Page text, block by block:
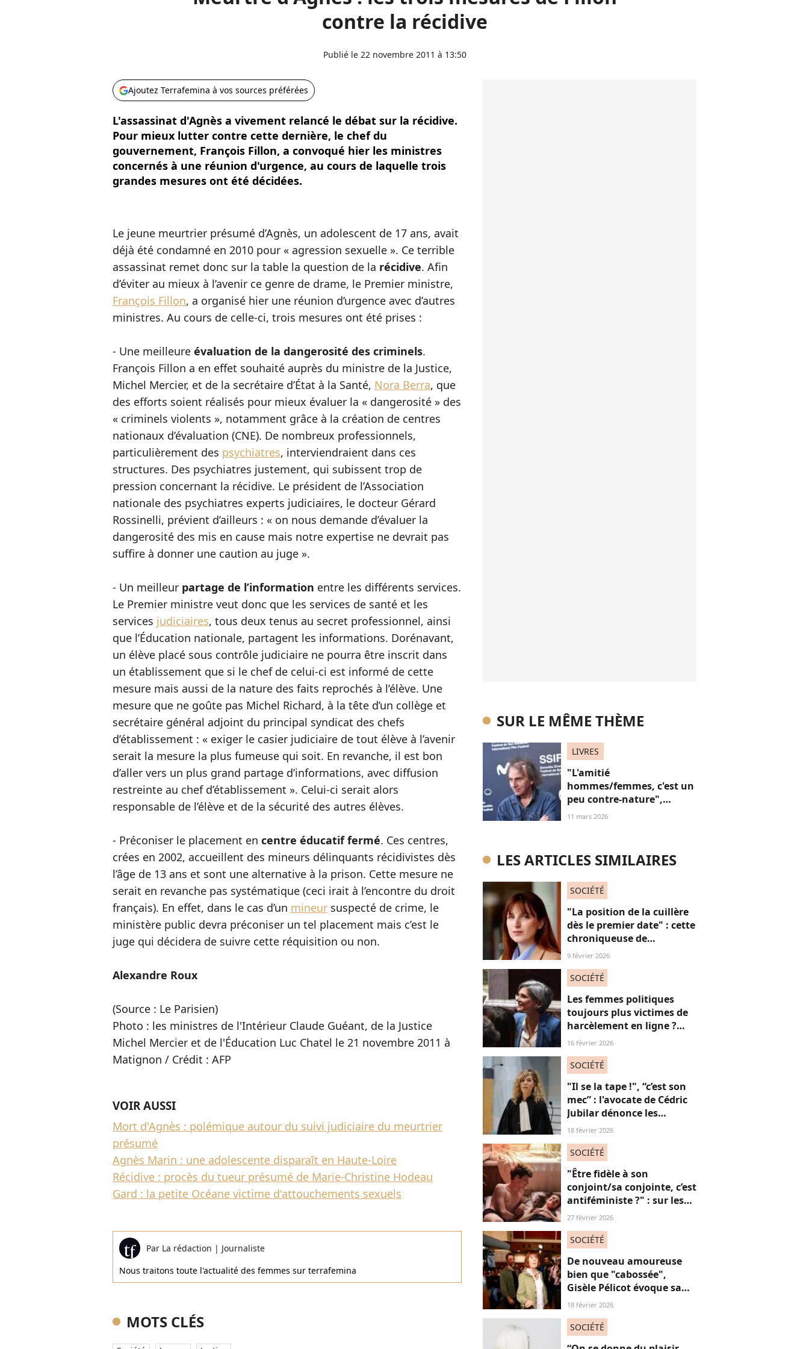
contre la récidive
Publié le 22 novembre 2011 à 13:50
Ajoutez Terrafemina à vos sources préférées
L'assassinat d'Agnès a vivement relancé le débat sur la récidive.
Pour mieux lutter contre cette dernière, le chef du
gouvernement, François Fillon, a convoqué hier les ministres
concernés à une réunion d'urgence, au cours de laquelle trois
grandes mesures ont été décidées.
Le jeune meurtrier présumé d’Agnès, un adolescent de 17 ans, avait
déjà été condamné en 2010 pour « agression sexuelle ». Ce terrible
assassinat remet donc sur la table la question de la récidive. Afin
d’éviter au mieux à l’avenir ce genre de drame, le Premier ministre,
François Fillon, a organisé hier une réunion d’urgence avec d’autres
ministres. Au cours de celle-ci, trois mesures ont été prises :
- Une meilleure évaluation de la dangerosité des criminels.
François Fillon a en effet souhaité auprès du ministre de la Justice,
Michel Mercier, et de la secrétaire d’État à la Santé, Nora Berra, que
des efforts soient réalisés pour mieux évaluer la « dangerosité » des
« criminels violents », notamment grâce à la création de centres
nationaux d’évaluation (CNE). De nombreux professionnels,
particulièrement des psychiatres, interviendraient dans ces
structures. Des psychiatres justement, qui subissent trop de
pression concernant la récidive. Le président de l’Association
nationale des psychiatres experts judiciaires, le docteur Gérard
Rossinelli, prévient d’ailleurs : « on nous demande d’évaluer la
dangerosité des mis en cause mais notre expertise ne devrait pas
suffire à donner une caution au juge ».
- Un meilleur partage de l’information entre les différents services.
Le Premier ministre veut donc que les services de santé et les
services judiciaires, tous deux tenus au secret professionnel, ainsi
que l’Éducation nationale, partagent les informations. Dorénavant,
un élève placé sous contrôle judiciaire ne pourra être inscrit dans
un établissement que si le chef de celui-ci est informé de cette
mesure mais aussi de la nature des faits reprochés à l’élève. Une
mesure que ne goûte pas Michel Richard, à la tête d’un collège et
secrétaire général adjoint du principal syndicat des chefs
d’établissement : « exiger le casier judiciaire de tout élève à l’avenir
serait la mesure la plus fumeuse qui soit. En revanche, il est bon
d’aller vers un plus grand partage d’informations, avec diffusion
restreinte au chef d’établissement ». Celui-ci serait alors
responsable de l’élève et de la sécurité des autres élèves.
- Préconiser le placement en centre éducatif fermé. Ces centres,
crées en 2002, accueillent des mineurs délinquants récidivistes dès
l’âge de 13 ans et sont une alternative à la prison. Cette mesure ne
serait en revanche pas systématique (ceci irait à l’encontre du droit
français). En effet, dans le cas d’un mineur suspecté de crime, le
ministère public devra préconiser un tel placement mais c’est le
juge qui décidera de suivre cette réquisition ou non.
Alexandre Roux
(Source : Le Parisien)
Photo : les ministres de l'Intérieur Claude Guéant, de la Justice
Michel Mercier et de l'Éducation Luc Chatel le 21 novembre 2011 à
Matignon / Crédit : AFP
VOIR AUSSI
Mort d'Agnès : polémique autour du suivi judiciaire du meurtrier
présumé
Agnès Marin : une adolescente disparaît en Haute-Loire
Récidive : procès du tueur présumé de Marie-Christine Hodeau
Gard : la petite Océane victime d'attouchements sexuels
Par La rédaction | Journaliste
Nous traitons toute l'actualité des femmes sur terrafemina
MOTS CLÉS
SUR LE MÊME THÈME
LIVRES
"L'amitié
hommes/femmes, c'est un
peu contre-nature",
théorise Michel
dit long sur sa littérature
11 mars 2026
LES ARTICLES SIMILAIRES
SOCIÉTÉ
"La position de la cuillère
dès le premier date" : cette
chroniqueuse de
Quotidien s'amuse de
absolument jubilatoire
9 février 2026
SOCIÉTÉ
Les femmes politiques
toujours plus victimes de
harcèlement en ligne ?
Une étude interroge ce
16 février 2026
SOCIÉTÉ
"Il se la tape !", “c’est son
mec” : l'avocate de Cédric
Jubilar dénonce les
réflexions misogynes
subissent toutes ses
consœurs
18 février 2026
SOCIÉTÉ
"Être fidèle à son
conjoint/sa conjointe, c’est
antiféministe ?" : sur les
réseaux sociaux, cette
27 février 2026
SOCIÉTÉ
De nouveau amoureuse
bien que "cabossée",
Gisèle Pélicot évoque sa
nouvelle vie avec
18 février 2026
SOCIÉTÉ